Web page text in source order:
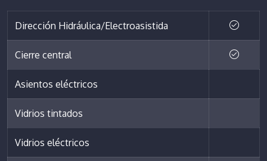
Dirección Hidráulica/Electroasistida
Cierre central
Asientos eléctricos
Vidrios tintados
Vidrios eléctricos